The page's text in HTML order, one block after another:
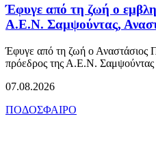
Έφυγε από τη ζωή ο
Α.Ε.Ν. Σαμψούντας,
Έφυγε από τη ζωή ο Αναστάσιος
πρόεδρος της Α.Ε.Ν.
07.08.2026
ΠΟΔΟΣΦΑΙΡΟ